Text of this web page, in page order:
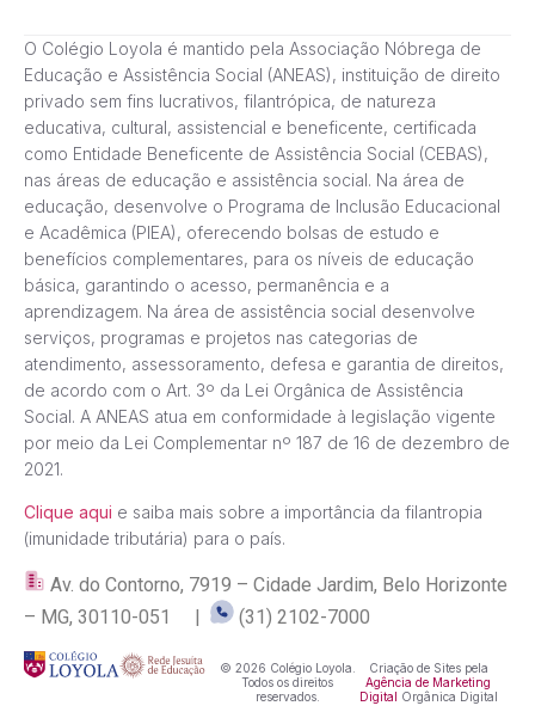
O Colégio Loyola é mantido pela Associação Nóbrega de
Educação e Assistência Social (ANEAS), instituição de direito
privado sem fins lucrativos, filantrópica, de natureza
educativa, cultural, assistencial e beneficente, certificada
como Entidade Beneficente de Assistência Social (CEBAS),
nas áreas de educação e assistência social. Na área de
educação, desenvolve o Programa de Inclusão Educacional
e Acadêmica (PIEA), oferecendo bolsas de estudo e
benefícios complementares, para os níveis de educação
básica, garantindo o acesso, permanência e a
aprendizagem. Na área de assistência social desenvolve
serviços, programas e projetos nas categorias de
atendimento, assessoramento, defesa e garantia de direitos,
de acordo com o Art. 3º da Lei Orgânica de Assistência
Social. A ANEAS atua em conformidade à legislação vigente
por meio da Lei Complementar nº 187 de 16 de dezembro de
2021.
Clique aqui e saiba mais sobre a importância da filantropia
(imunidade tributária) para o país.
Av. do Contorno, 7919 – Cidade Jardim, Belo Horizonte
– MG, 30110-051 |
(31) 2102-7000
© 2026 Colégio Loyola.
Todos os direitos
reservados.
Criação de Sites pela
Agência de Marketing
Digital
Orgânica Digital